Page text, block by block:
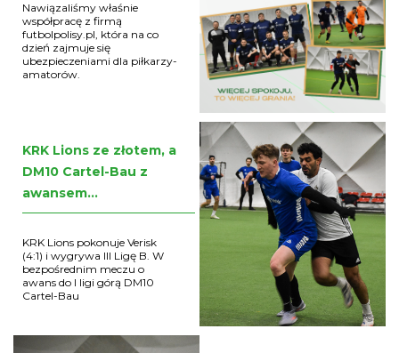
Nawiązaliśmy właśnie
współpracę z firmą
futbolpolisy.pl, która na co
dzień zajmuje się
ubezpieczeniami dla piłkarzy-
amatorów.
KRK Lions ze złotem, a
DM10 Cartel-Bau z
awansem...
KRK Lions pokonuje Verisk
(4:1) i wygrywa III Ligę B. W
bezpośrednim meczu o
awans do I ligi górą DM10
Cartel-Bau